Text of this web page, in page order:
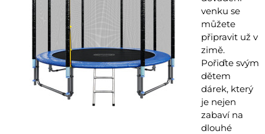
venku se
můžete
připravit už v
zimě.
Pořiďte svým
dětem
dárek, který
je nejen
zabaví na
dlouhé